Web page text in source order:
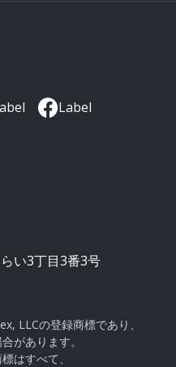
Label
い3丁目3番3号
LLCの登録商標であり、
があります。
はすべて、